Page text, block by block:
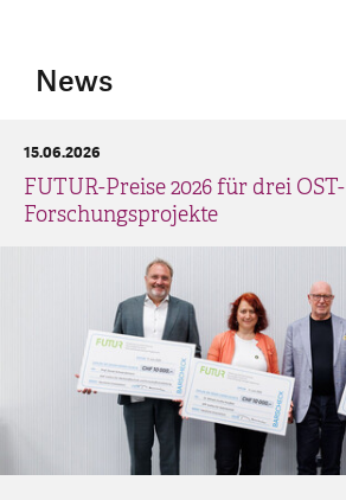
News
FUTUR-Preise 2026 für drei OST-
Forschungsprojekte
15.06.2026